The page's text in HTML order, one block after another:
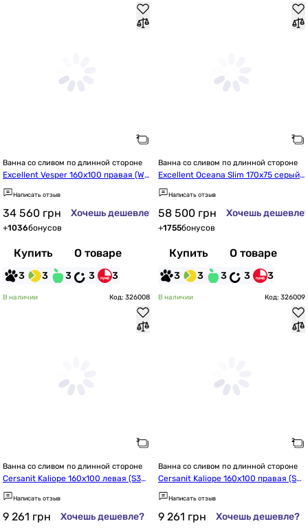
Ванна со сливом по длинной стороне
Excellent Vesper 160x100 правая (WA
EX.VEP16WH)
Написать отзыв
34 560 грн Хочешь дешевле?
+1036бонусов
Купить О товаре
3 3 3 3 3
Ванна со сливом по длинной стороне
Excellent Oceana Slim 170x75 серый
матовый (WAEX.OCE17CMMS)
Написать отзыв
58 500 грн Хочешь
+1755бонусов
Купить О товаре
3 3 3 3 3
В наличии Код: 326008
Ванна со сливом по длинной стороне
Cersanit Kaliope 160x100 левая (S301
-292/AZBA1002703340)
Написать отзыв
9 261 грн Хочешь дешевле?
В наличии Код: 326009
Ванна со сливом по длинной стороне
Cersanit Kaliope 160x100 правая (S3
01-293/AZBA1002673340)
Написать отзыв
9 261 грн Хочешь дешевле?